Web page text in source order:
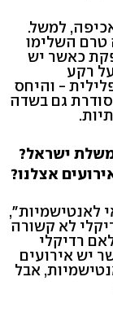
למשל.
טרם השלימו
כאשר יש
רקע
- והיחס
גם בשדה
ישראל?
אצלנו?
לאנטישמיות",
לא קשורה
רדיקלי
יש אירועים
אבל